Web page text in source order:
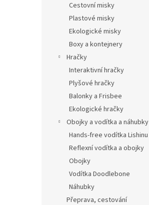
Cestovní misky
Plastové misky
Ekologické misky
Boxy a kontejnery
Hračky
Interaktivní hračky
Plyšové hračky
Balonky a Frisbee
Ekologické hračky
Obojky a vodítka a náhubky
Hands-free vodítka Lishinu
Reflexní vodítka a obojky
Obojky
Vodítka Doodlebone
Náhubky
Přeprava, cestování